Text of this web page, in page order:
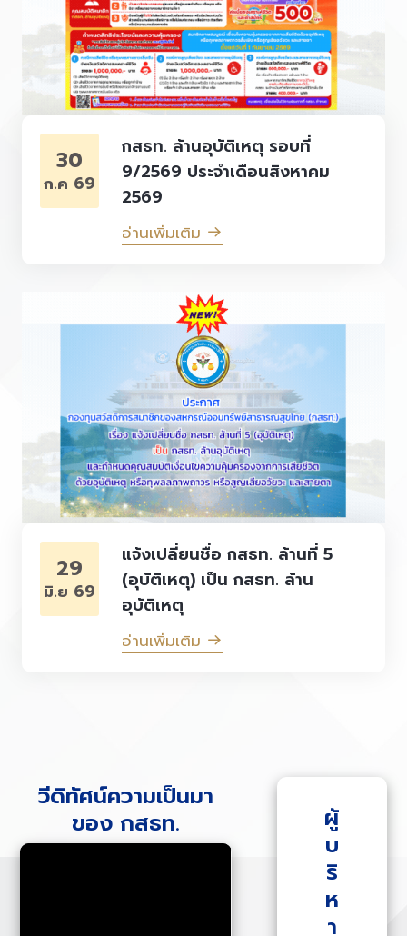
30
ก.ค 69
กสธท. ล้านอุบัติเหตุ รอบที่
9/2569 ประจำเดือนสิงหาคม
2569
อ่านเพิ่มเติม
29
มิ.ย 69
แจ้งเปลี่ยนชื่อ กสธท. ล้านที่ 5
(อุบัติเหตุ) เป็น กสธท. ล้าน
อุบัติเหตุ
อ่านเพิ่มเติม
วีดิทัศน์ความเป็นมา
ของ กสธท.
ผู้
บ
ริ
ห
า